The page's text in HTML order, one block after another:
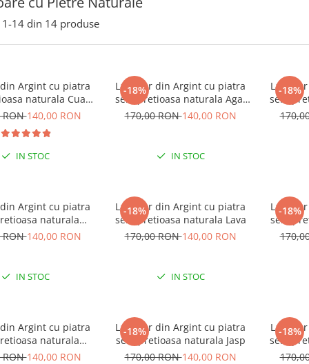
1-14 din 14 produse
Argint cu piatra
naturala Cuart
Roz
RON140,00 RON
IN STOC
-18%
Lantisor din Argint cu piatra
semipretioasa naturala Agat
Indian
170,00 RON140,00 RON
IN STOC
-18%
Argint cu piatra
naturala
Labradorit
RON140,00 RON
IN STOC
-18%
Lantisor din Argint cu piatra
semipretioasa naturala Lava
170,00 RON140,00 RON
IN STOC
-18%
Argint cu piatra
naturala
Aventurin
RON140,00 RON
-18%
Lantisor din Argint cu piatra
semipretioasa naturala Jasp
170,00 RON140,00 RON
-18%